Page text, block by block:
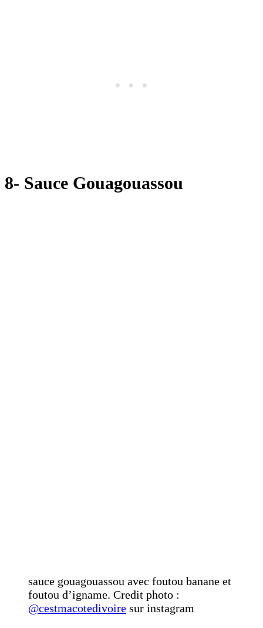
8- Sauce Gouagouassou
sauce gouagouassou avec foutou banane et
foutou d’igname. Credit photo :
@cestmacotedivoire sur instagram